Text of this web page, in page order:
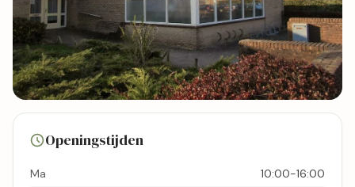
Bekijk kaart
Openingstijden
Ma
10:00-16:00